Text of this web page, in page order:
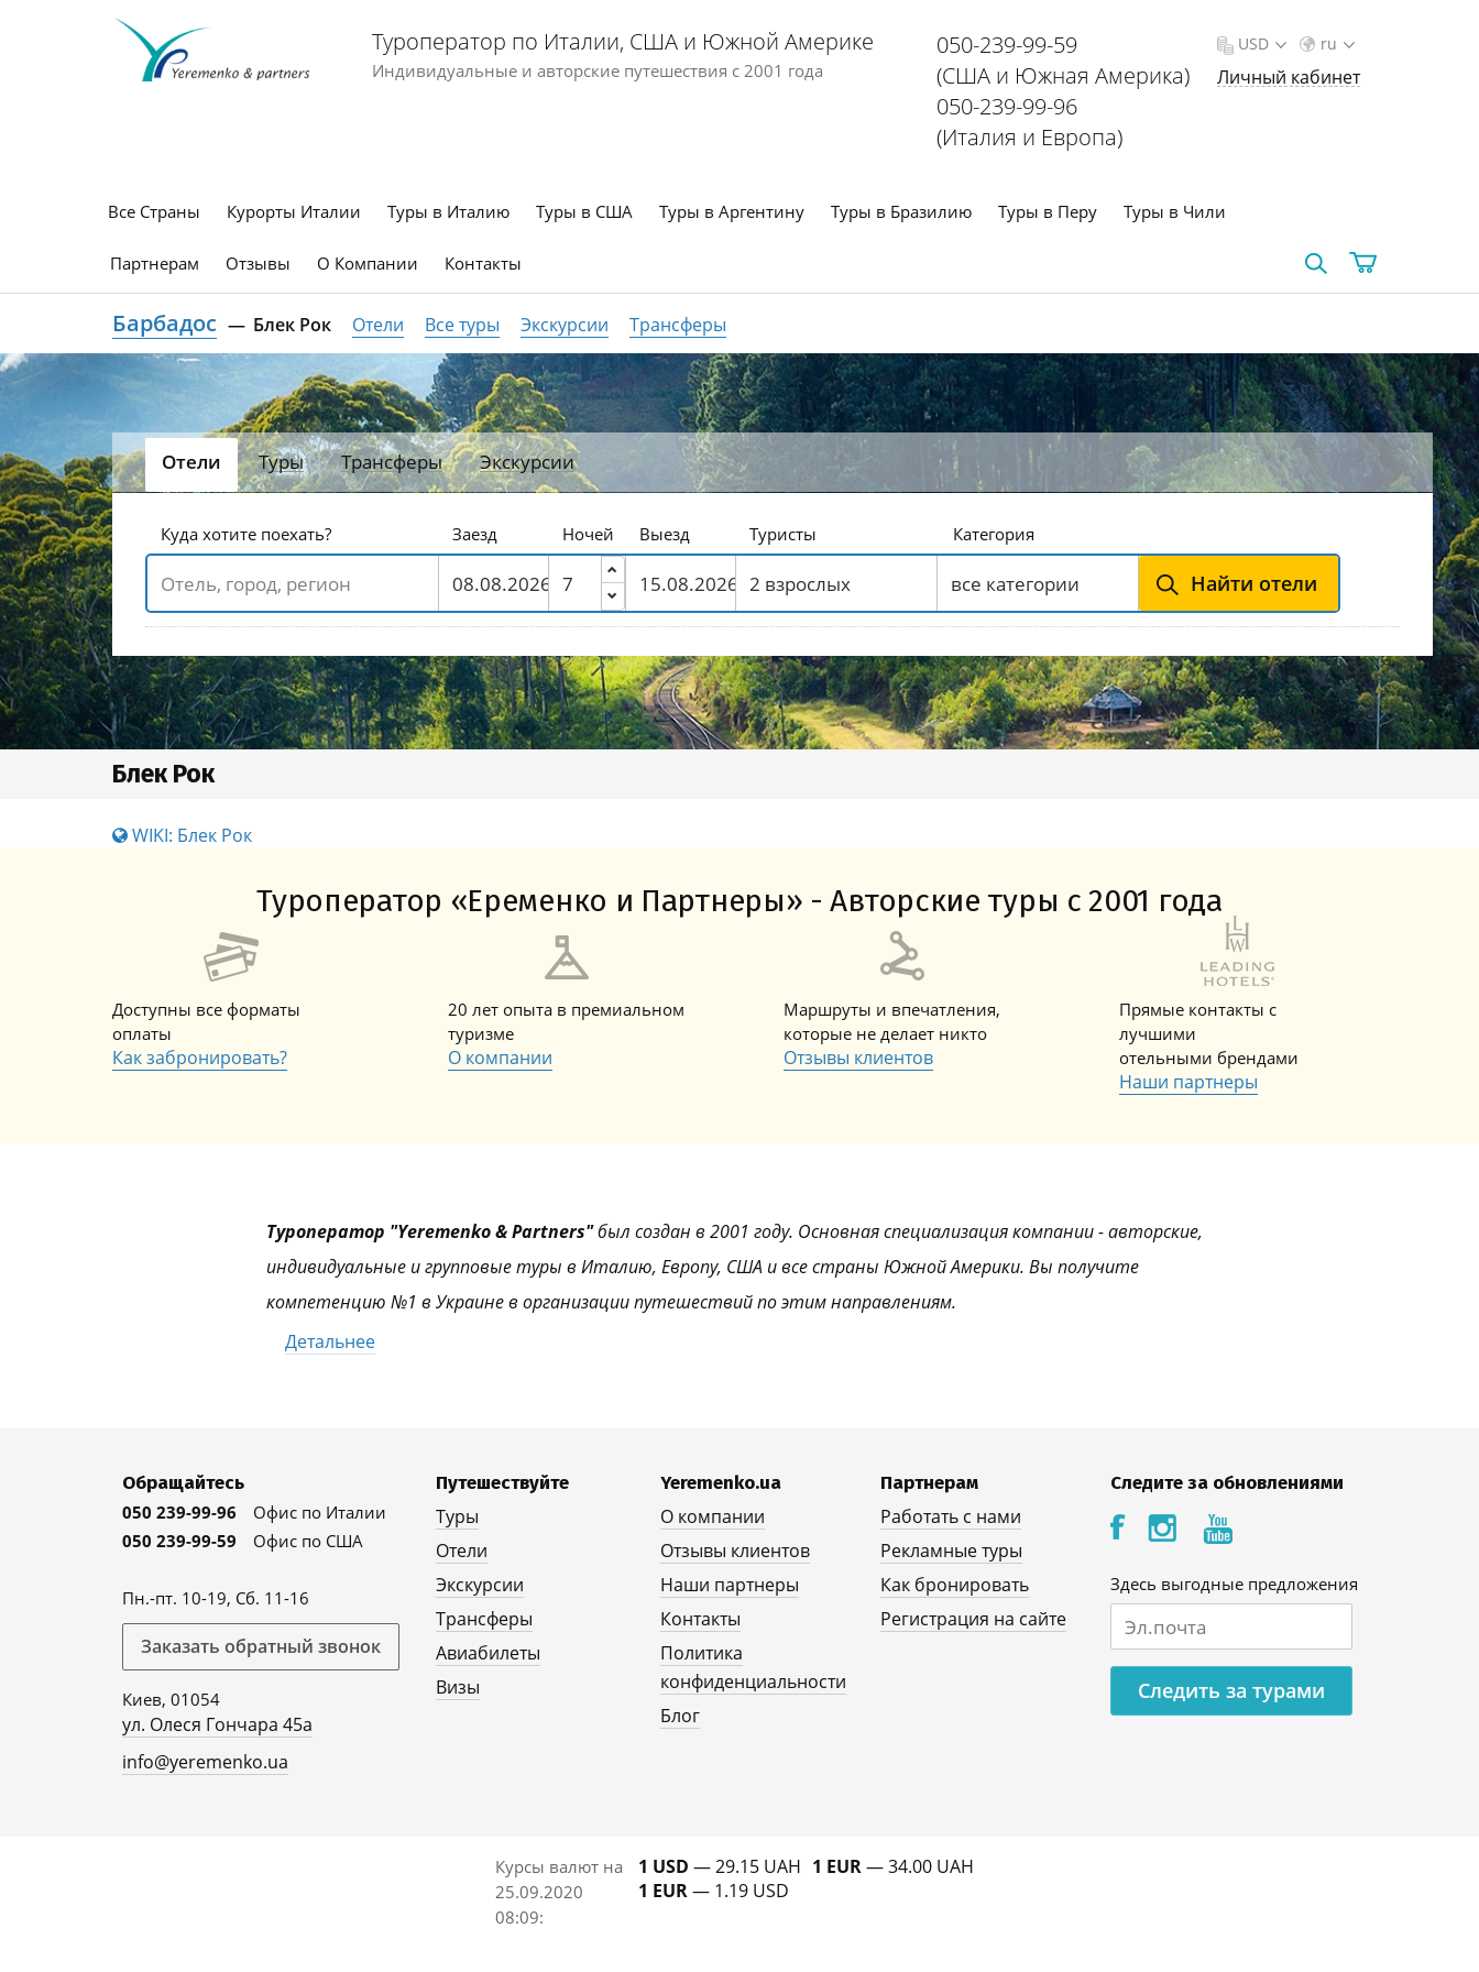
Туроператор по Италии, США и Южной Америке
Индивидуальные и авторские путешествия с 2001 года
050-239-99-59
(США и Южная Америка)
050-239-99-96
(Италия и Европа)
ru
USD
Личный кабинет
Все Страны Курорты Италии Туры в Италию Туры в США Туры в Аргентину Туры в Бразилию Туры в Перу Туры в Чили
Партнерам Отзывы О Компании Контакты
Барбадос Блек Рок Отели Все туры Экскурсии Трансферы
Отели Туры Трансферы Экскурсии
Куда хотите поехать? Заезд Ночей Выезд Туристы Категория
Найти отели
Блек Рок
WIKI: Блек Рок
Туроператор «Еременко и Партнеры» - Авторские туры с 2001 года
Доступны все форматы
оплаты
Как забронировать?
20 лет опыта в премиальном
туризме
О компании
Маршруты и впечатления,
которые не делает никто
Отзывы клиентов
Прямые контакты с
лучшими
отельными брендами
Наши партнеры
Туроператор "Yeremenko & Partners"был создан в 2001 году. Основная специализация компании - авторские,
индивидуальные и групповые туры в Италию, Европу, США и все страны Южной Америки. Вы получите
компетенцию №1 в Украине в организации путешествий по этим направлениям.
Детальнее
Обращайтесь
050 239-99-96
Офис по Италии
050 239-99-59
Офис по США
Пн.-пт. 10-19, Сб. 11-16
Заказать обратный звонок
Киев, 01054
ул. Олеся Гончара 45а
info@yeremenko.ua
Путешествуйте
Туры
Отели
Экскурсии
Трансферы
Авиабилеты
Визы
Yeremenko.ua
О компании
Отзывы клиентов
Наши партнеры
Контакты
Политика
конфиденциальности
Блог
Партнерам
Работать с нами
Рекламные туры
Как бронировать
Регистрация на сайте
Следите за обновлениями
Здесь выгодные предложения
Следить за турами
Курсы валют на
25.09.2020
08:09:
1 USD — 29.15 UAH
1 EUR— 1.19 USD
1 EUR— 34.00 UAH